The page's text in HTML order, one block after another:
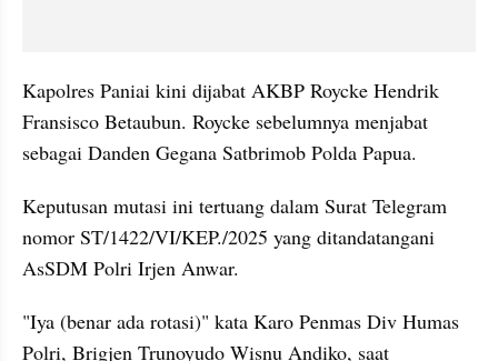
Kapolres Paniai kini dijabat AKBP Roycke Hendrik
Fransisco Betaubun. Roycke sebelumnya menjabat
sebagai Danden Gegana Satbrimob Polda Papua.
Keputusan mutasi ini tertuang dalam Surat Telegram
nomor ST/1422/VI/KEP./2025 yang ditandatangani
AsSDM Polri Irjen Anwar.
"Iya (benar ada rotasi)" kata Karo Penmas Div Humas
Polri, Brigjen Trunoyudo Wisnu Andiko, saat